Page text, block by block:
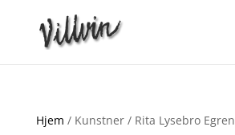
Hjem / Kunstner / Rita Lysebro Egren